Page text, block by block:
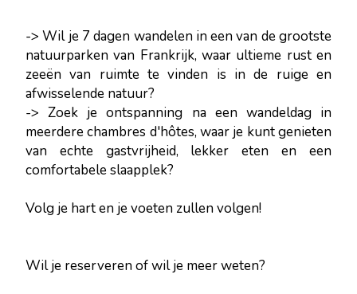
-> Wil je 7 dagen wandelen in een van de grootste
natuurparken van Frankrijk, waar ultieme rust en
zeeën van ruimte te vinden is in de ruige en
afwisselende natuur?
-> Zoek je ontspanning na een wandeldag in
meerdere chambres d'hôtes, waar je kunt genieten
van echte gastvrijheid, lekker eten en een
comfortabele slaapplek?
Volg je hart en je voeten zullen volgen!
Wil je reserveren of wil je meer weten?